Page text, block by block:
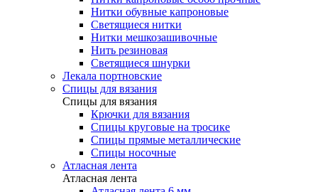
Нитки обувные капроновые
Светящиеся нитки
Нитки мешкозашивочные
Нить резиновая
Светящиеся шнурки
Лекала портновские
Спицы для вязания
Спицы для вязания
Крючки для вязания
Спицы круговые на тросике
Спицы прямые металлические
Спицы носочные
Атласная лента
Атласная лента